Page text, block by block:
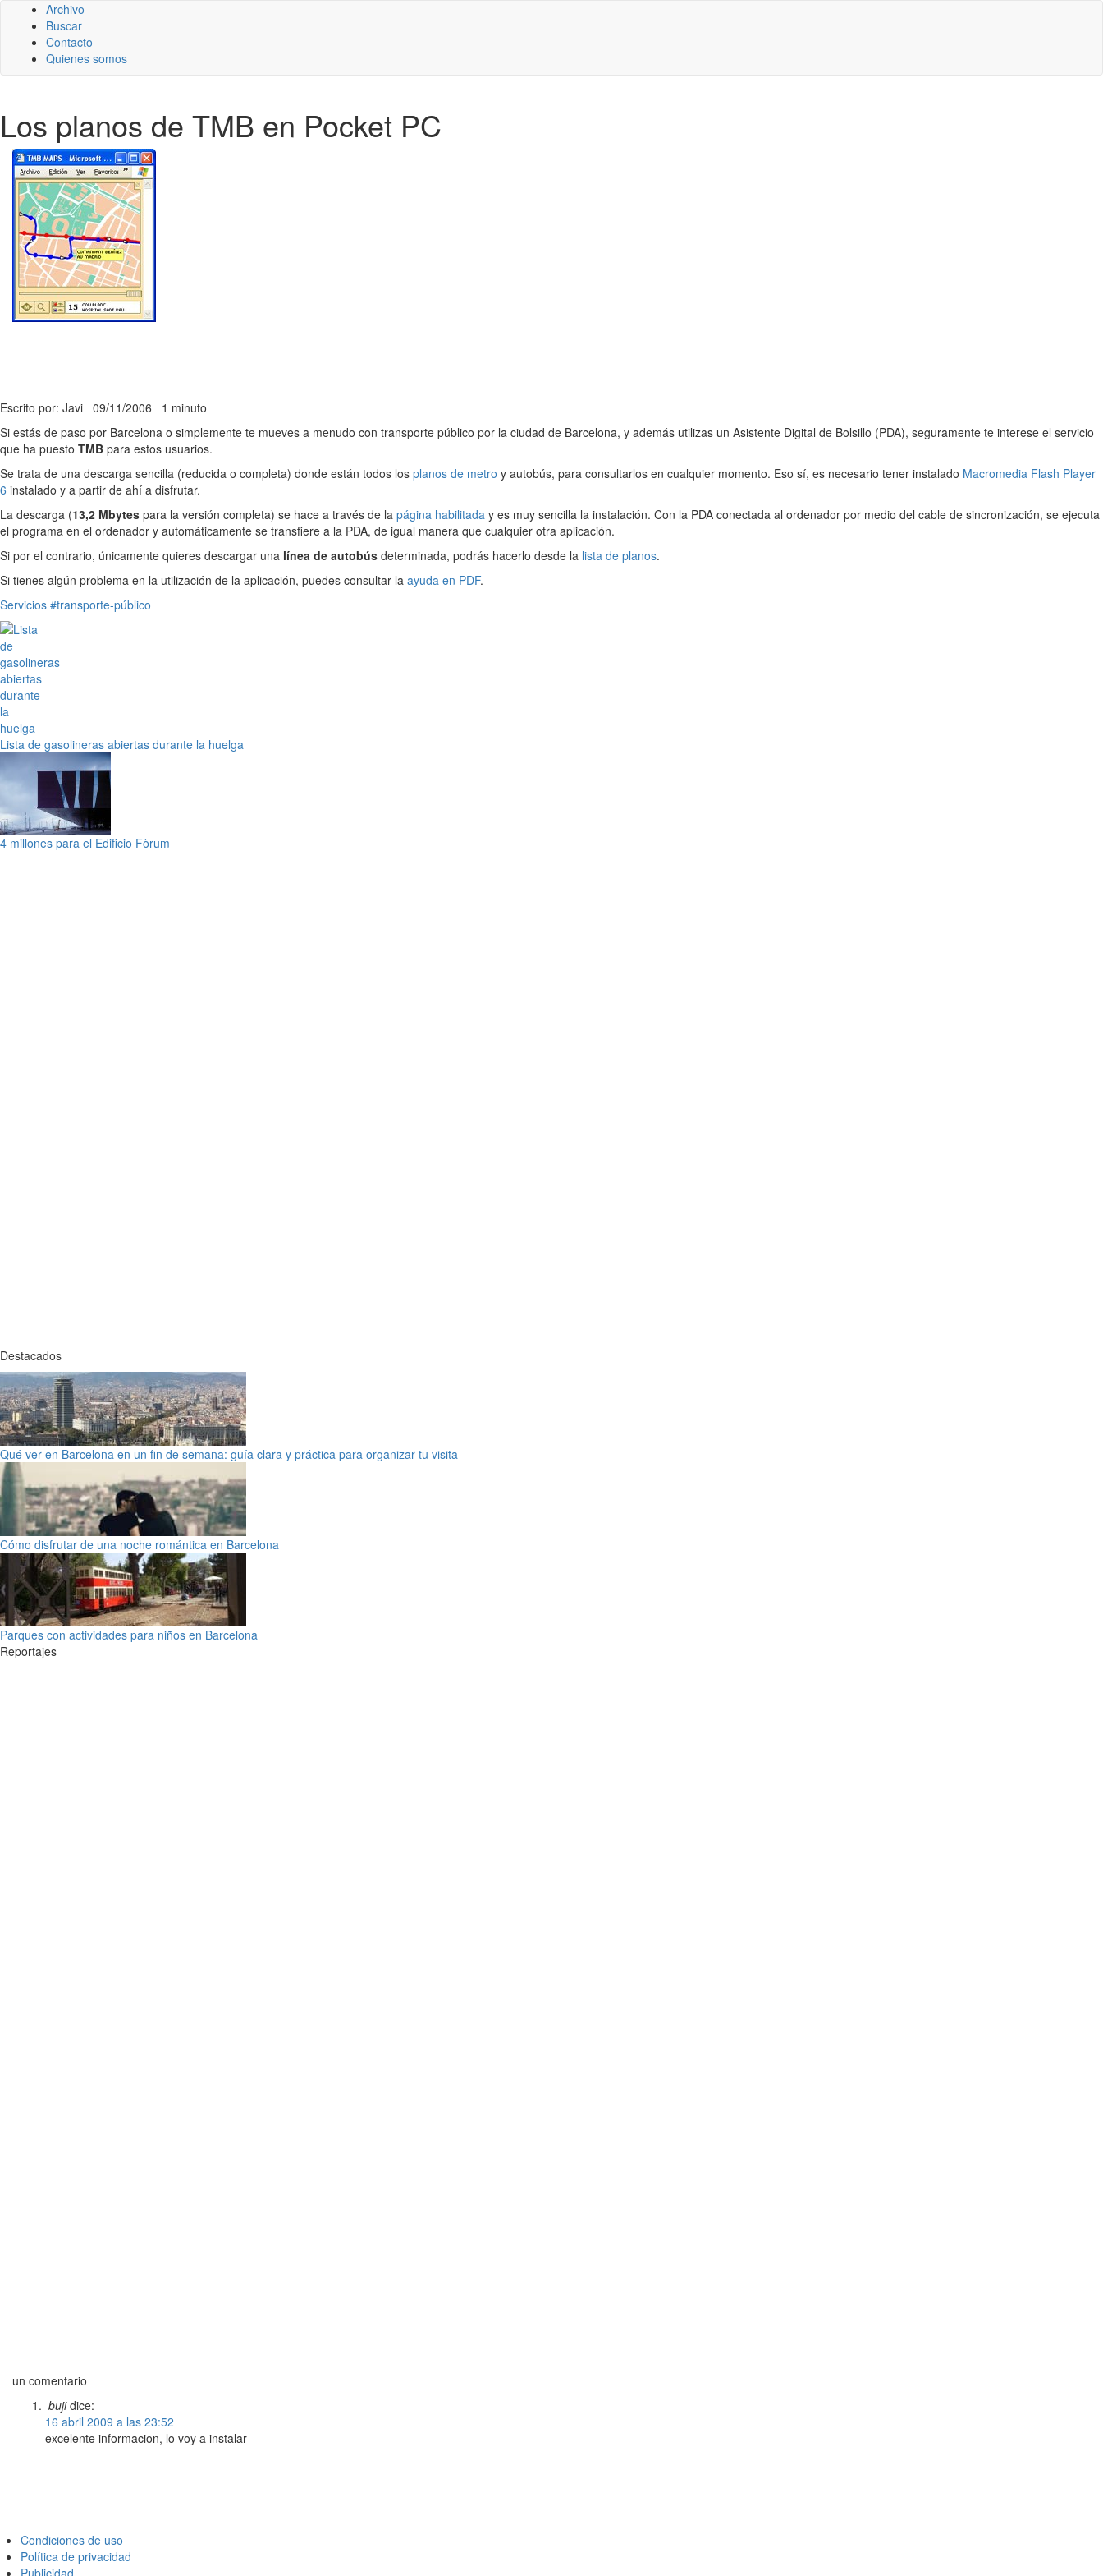
Archivo
Buscar
Contacto
Quienes somos
Los planos de TMB en Pocket PC
Escrito por: Javi 09/11/2006 1 minuto
Si estás de paso por Barcelona o simplemente te mueves a menudo con transporte público por la ciudad de Barcelona, y además utilizas un Asistente Digital de Bolsillo (PDA), seguramente te interese el servicio
que ha puesto TMB para estos usuarios.
Se trata de una descarga sencilla (reducida o completa) donde están todos los planos de metro y autobús, para consultarlos en cualquier momento. Eso sí, es necesario tener instalado Macromedia Flash Player
6 instalado y a partir de ahí a disfrutar.
La descarga (13,2 Mbytes para la versión completa) se hace a través de la página habilitada y es muy sencilla la instalación. Con la PDA conectada al ordenador por medio del cable de sincronización, se ejecuta
el programa en el ordenador y automáticamente se transfiere a la PDA, de igual manera que cualquier otra aplicación.
Si por el contrario, únicamente quieres descargar una línea de autobús determinada, podrás hacerlo desde la lista de planos.
Si tienes algún problema en la utilización de la aplicación, puedes consultar la ayuda en PDF.
Servicios #transporte-público
Lista de gasolineras abiertas durante la huelga
4 millones para el Edificio Fòrum
Destacados
Qué ver en Barcelona en un fin de semana: guía clara y práctica para organizar tu visita
Cómo disfrutar de una noche romántica en Barcelona
Parques con actividades para niños en Barcelona
Reportajes
un comentario
buji dice:
16 abril 2009 a las 23:52
excelente informacion, lo voy a instalar
Condiciones de uso
Política de privacidad
Publicidad